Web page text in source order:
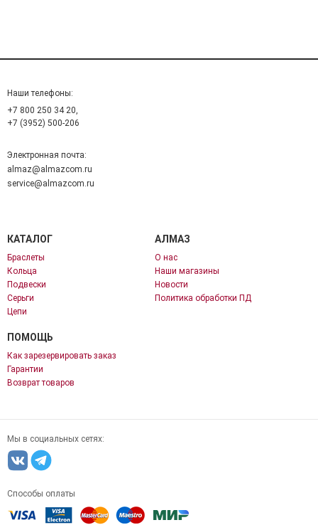
Наши телефоны:
+7 800 250 34 20,
+7 (3952) 500-206
Электронная почта:
almaz@almazcom.ru
service@almazcom.ru
КАТАЛОГ
Браслеты
Кольца
Подвески
Серьги
Цепи
АЛМАЗ
О нас
Наши магазины
Новости
Политика обработки ПД
ПОМОЩЬ
Как зарезервировать заказ
Гарантии
Возврат товаров
Мы в социальных сетях:
Способы оплаты